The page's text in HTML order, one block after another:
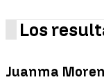
Los
Juanma